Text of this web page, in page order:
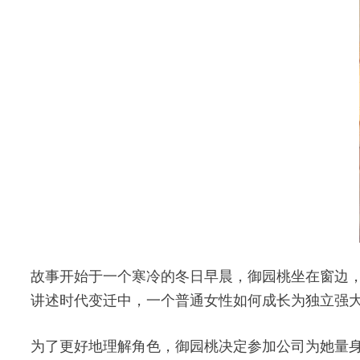
故事开始于一个寒冷的冬日早晨，御园桃坐在窗边
讲述时代变迁中，一个普通女性如何成长为独立强
为了更好地理解角色，御园桃决定参加公司为她